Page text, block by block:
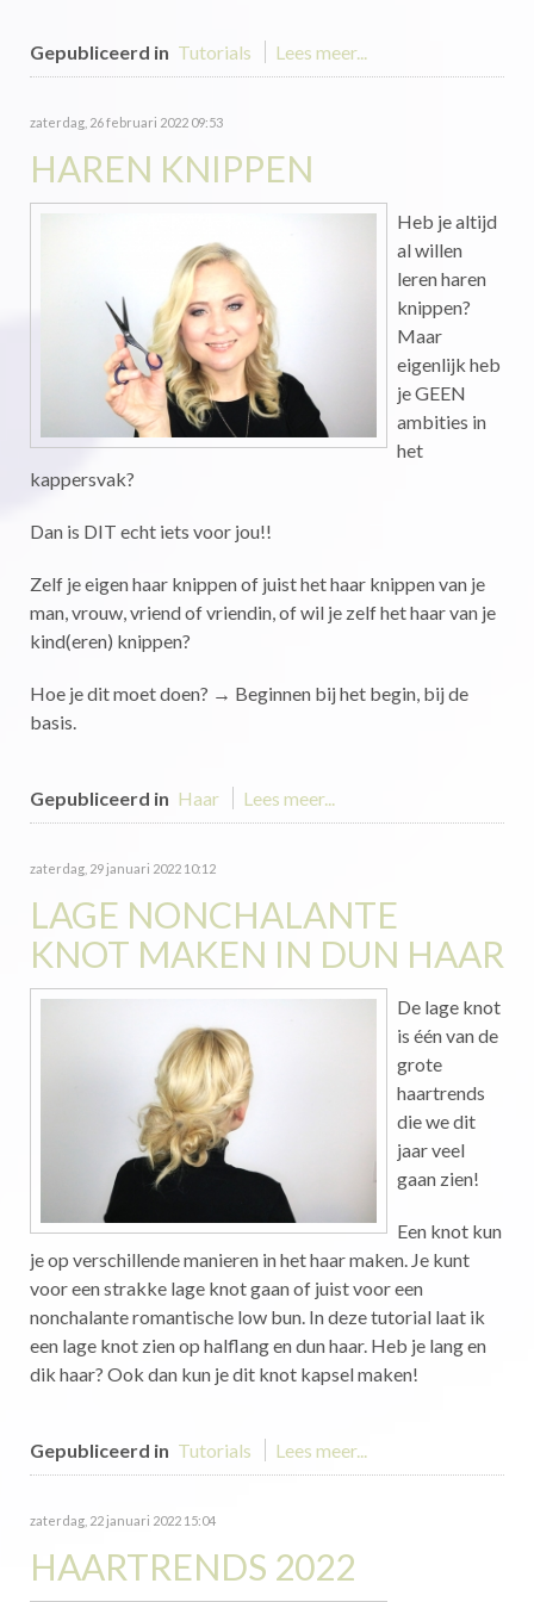
Gepubliceerd in Tutorials Lees meer...
zaterdag, 26 februari 2022 09:53
HAREN KNIPPEN
Heb je altijd
al willen
leren haren
knippen?
Maar
eigenlijk heb
je GEEN
ambities in
het
kappersvak?
Dan is DIT echt iets voor jou!!
Zelf je eigen haar knippen of juist het haar knippen van je
man, vrouw, vriend of vriendin, of wil je zelf het haar van je
kind(eren) knippen?
Hoe je dit moet doen? → Beginnen bij het begin, bij de
basis.
Gepubliceerd in Haar Lees meer...
zaterdag, 29 januari 2022 10:12
LAGE NONCHALANTE
KNOT MAKEN IN DUN HAAR
De lage knot
is één van de
grote
haartrends
die we dit
jaar veel
gaan zien!
Een knot kun
je op verschillende manieren in het haar maken. Je kunt
voor een strakke lage knot gaan of juist voor een
nonchalante romantische low bun. In deze tutorial laat ik
een lage knot zien op halflang en dun haar. Heb je lang en
dik haar? Ook dan kun je dit knot kapsel maken!
Gepubliceerd in Tutorials Lees meer...
zaterdag, 22 januari 2022 15:04
HAARTRENDS 2022